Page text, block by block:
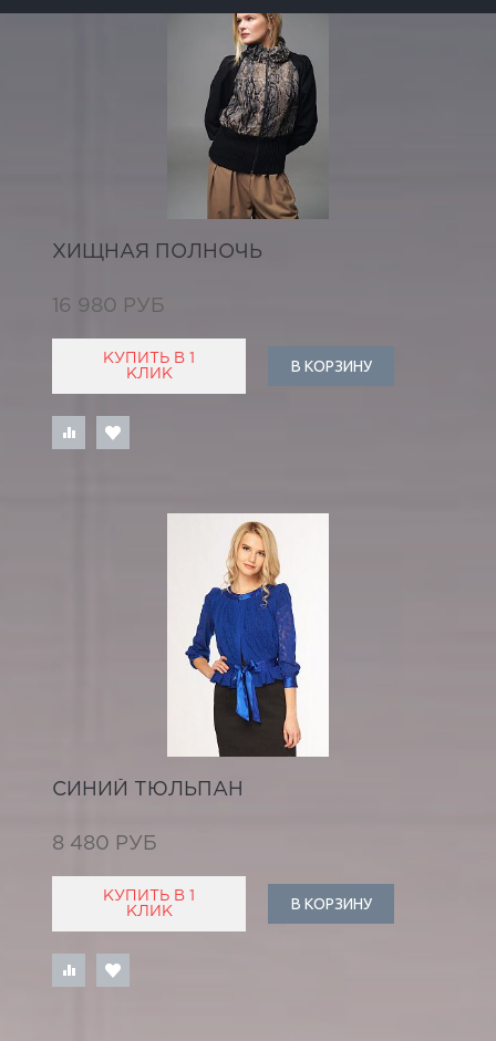
ХИЩНАЯ ПОЛНОЧЬ
16 980 РУБ
КУПИТЬ В 1
КЛИК
В КОРЗИНУ
СИНИЙ ТЮЛЬПАН
8 480 РУБ
КУПИТЬ В 1
КЛИК
В КОРЗИНУ